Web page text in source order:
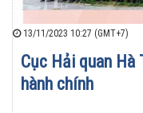
13/11/2023 10:27 (GMT+7)
Cục Hải quan
hành chính